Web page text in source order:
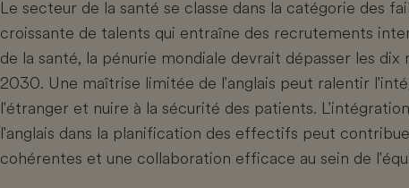
Le secteur de la santé se classe dans la catégorie des
croissante de talents qui entraîne des recrutements
de la santé, la pénurie mondiale devrait dépasser les
2030. Une maîtrise limitée de l'anglais peut ralentir
l'étranger et nuire à la sécurité des patients.
l'anglais dans la planification des effectifs peut
cohérentes et une collaboration efficace au sein de